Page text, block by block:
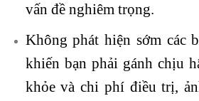
vấn đề nghiêm trọng.
Không phát hiện sớm các
khiến bạn phải gánh chịu
khỏe và chi phí điều trị,